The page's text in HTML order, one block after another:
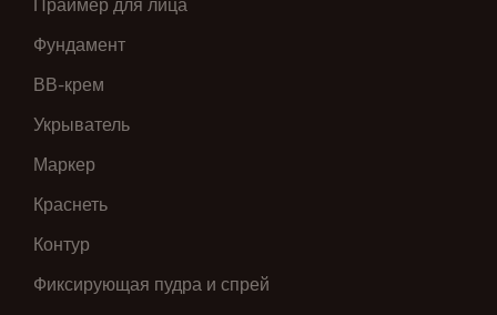
Праймер для лица
Фундамент
ВВ-крем
Укрыватель
Маркер
Краснеть
Контур
Фиксирующая пудра и спрей